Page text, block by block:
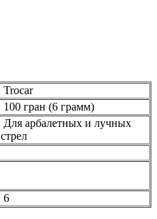
Trocar
100 гран (6 грамм)
Для арбалетных и лучных
стрел
6